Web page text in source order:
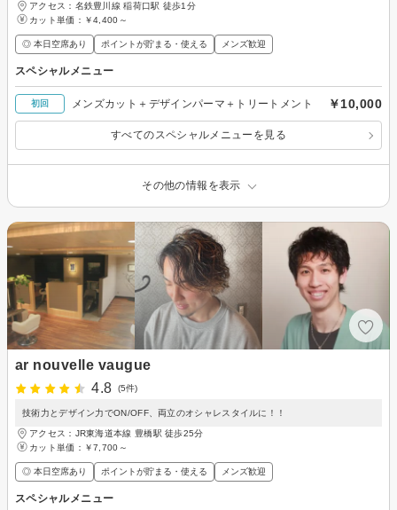
アクセス：名鉄豊川線 稲荷口駅 徒歩1分
カット単価： ￥4,400～
◎ 本日空席あり ポイントが貯まる・使える メンズ歓迎
スペシャルメニュー
初回 メンズカット＋デザインパーマ＋トリートメント ￥10,000
すべてのスペシャルメニューを見る
その他の情報を表示
ar nouvelle vaugue
4.8
(5件)
技術力とデザイン力でON/OFF、両立のオシャレスタイルに！！
アクセス：JR東海道本線 豊橋駅 徒歩25分
カット単価： ￥7,700～
◎ 本日空席あり ポイントが貯まる・使える メンズ歓迎
スペシャルメニュー